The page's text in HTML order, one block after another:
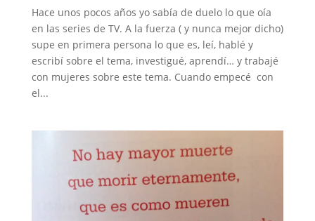
Hace unos pocos años yo sabía de duelo lo que oía
en las series de TV. A la fuerza ( y nunca mejor dicho)
supe en primera persona lo que es, leí, hablé y
escribí sobre el tema, investigué, aprendí… y trabajé
con mujeres sobre este tema. Cuando empecé con
el...